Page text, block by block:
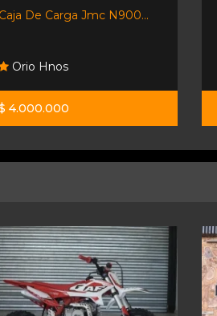
Caja De Carga Jmc N900...
Orio Hnos
4.000.000